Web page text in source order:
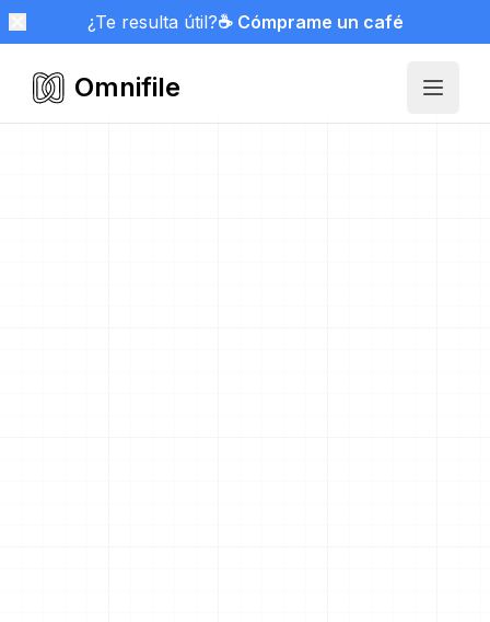
¿Te resulta útil?☕ Cómprame un café
Omnifile